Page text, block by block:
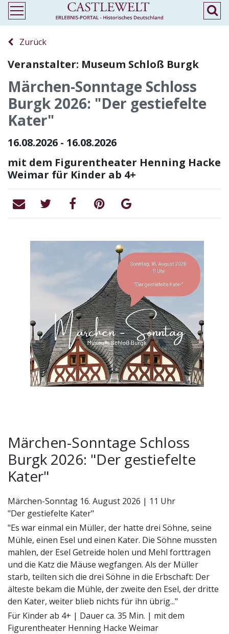
Zurück
Veranstalter: Museum Schloß Burgk
Märchen-Sonntage Schloss
Burgk 2026: "Der gestiefelte
Kater"
16.08.2026 - 16.08.2026
mit dem Figurentheater Henning Hacke
Weimar für Kinder ab 4+
Märchen-Sonntage Schloss
Burgk 2026: "Der gestiefelte
Kater"
Märchen-Sonntag 16. August 2026 | 11 Uhr
"Der gestiefelte Kater"
"Es war einmal ein Müller, der hatte drei Söhne, seine
Mühle, einen Esel und einen Kater. Die Söhne mussten
mahlen, der Esel Getreide holen und Mehl forttragen
und die Katz die Mäuse wegfangen. Als der Müller
starb, teilten sich die drei Söhne in die Erbschaft: Der
älteste bekam die Mühle, der zweite den Esel, der dritte
den Kater, weiter blieb nichts für ihn übrig..."
Für Kinder ab 4+ | Dauer ca. 35 Min. | mit dem
Figurentheater Henning Hacke Weimar